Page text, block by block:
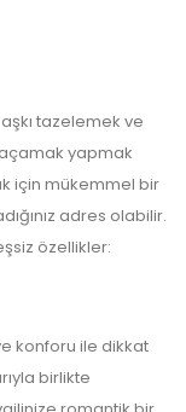
tazelemek ve
yapmak
için mükemmel bir
adres olabilir.
özellikler:
konforu ile dikkat
birlikte